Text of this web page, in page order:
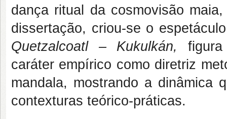
dança ritual da cosmovisão
dissertação, criou-se o
Quetzalcoatl – Kukulkán,
caráter empírico como diretriz
mandala, mostrando a dinâmica
contexturas teórico-práticas.